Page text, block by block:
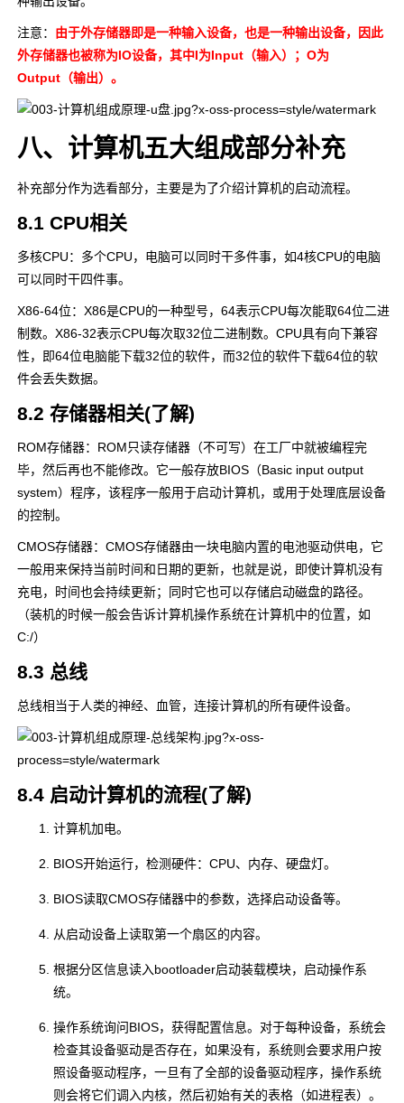
注意： 由于外存储器即是一种输入设备，也是一种输出设备，因此
外存储器也被称为IO设备，其中I为Input（输入）；O为
Output（输出）。
八、计算机五大组成部分补充
补充部分作为选看部分，主要是为了介绍计算机的启动流程。
8.1 CPU相关
多核CPU：多个CPU，电脑可以同时干多件事，如4核CPU的电脑
可以同时干四件事。
X86-64位：X86是CPU的一种型号，64表示CPU每次能取64位二进
制数。X86-32表示CPU每次取32位二进制数。CPU具有向下兼容
性，即64位电脑能下载32位的软件，而32位的软件下载64位的软
件会丢失数据。
8.2 存储器相关(了解)
ROM存储器：ROM只读存储器（不可写）在工厂中就被编程完
毕，然后再也不能修改。它一般存放BIOS（Basic input output
system）程序，该程序一般用于启动计算机，或用于处理底层设备
的控制。
CMOS存储器：CMOS存储器由一块电脑内置的电池驱动供电，它
一般用来保持当前时间和日期的更新，也就是说，即使计算机没有
充电，时间也会持续更新；同时它也可以存储启动磁盘的路径。
（装机的时候一般会告诉计算机操作系统在计算机中的位置，如
C:/）
8.3 总线
总线相当于人类的神经、血管，连接计算机的所有硬件设备。
8.4 启动计算机的流程(了解)
计算机加电。
BIOS开始运行，检测硬件：CPU、内存、硬盘灯。
BIOS读取CMOS存储器中的参数，选择启动设备等。
从启动设备上读取第一个扇区的内容。
根据分区信息读入bootloader启动装载模块，启动操作系
统。
操作系统询问BIOS，获得配置信息。对于每种设备，系统会
检查其设备驱动是否存在，如果没有，系统则会要求用户按
照设备驱动程序，一旦有了全部的设备驱动程序，操作系统
则会将它们调入内核，然后初始有关的表格（如进程表）。